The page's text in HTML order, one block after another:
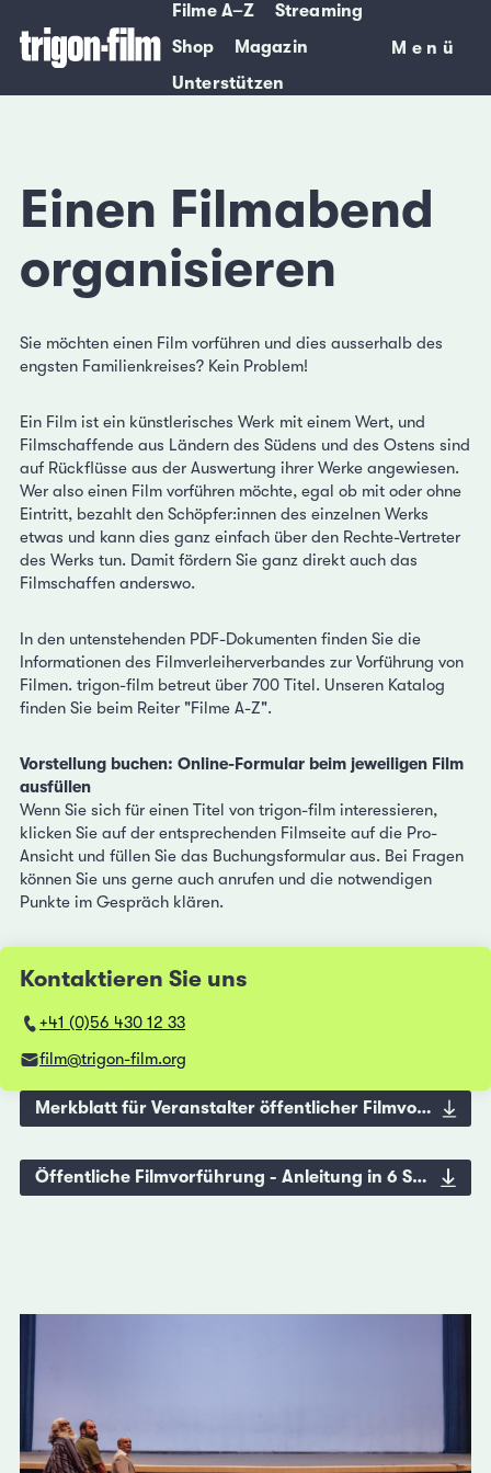
Filme A–Z
Streaming
Shop
Magazin
Unterstützen
Menü
Menü
Einen Filmabend
organisieren
Sie möchten einen Film vorführen und dies ausserhalb des
engsten Familienkreises? Kein Problem!
Ein Film ist ein künstlerisches Werk mit einem Wert, und
Filmschaffende aus Ländern des Südens und des Ostens sind
auf Rückflüsse aus der Auswertung ihrer Werke angewiesen.
Wer also einen Film vorführen möchte, egal ob mit oder ohne
Eintritt, bezahlt den Schöpfer:innen des einzelnen Werks
etwas und kann dies ganz einfach über den Rechte-Vertreter
des Werks tun. Damit fördern Sie ganz direkt auch das
Filmschaffen anderswo.
In den untenstehenden PDF-Dokumenten finden Sie die
Informationen des Filmverleiherverbandes zur Vorführung von
Filmen. trigon-film betreut über 700 Titel. Unseren Katalog
finden Sie beim Reiter "Filme A-Z".
Vorstellung buchen: Online-Formular beim jeweiligen Film
ausfüllen
Wenn Sie sich für einen Titel von trigon-film interessieren,
klicken Sie auf der entsprechenden Filmseite auf die Pro-
Ansicht und füllen Sie das Buchungsformular aus. Bei Fragen
können Sie uns gerne auch anrufen und die notwendigen
Punkte im Gespräch klären.
Kontaktieren Sie uns
+41 (0)56 430 12 33
film@trigon-film.org
Merkblatt für Veranstalter öffentlicher Filmvorführungen
Öffentliche Filmvorführung - Anleitung in 6 Schritten